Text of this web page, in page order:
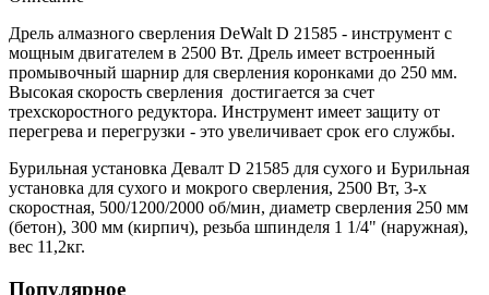
Дрель алмазного сверления DeWalt D 21585 - инструмент с
мощным двигателем в 2500 Вт. Дрель имеет встроенный
промывочный шарнир для сверления коронками до 250 мм.
Высокая скорость сверления достигается за счет
трехскоростного редуктора. Инструмент имеет защиту от
перегрева и перегрузки - это увеличивает срок его службы.
Бурильная установка Девалт D 21585 для сухого и Бурильная
установка для сухого и мокрого сверления, 2500 Вт, 3-х
скоростная, 500/1200/2000 об/мин, диаметр сверления 250 мм
(бетон), 300 мм (кирпич), резьба шпинделя 1 1/4" (наружная),
вес 11,2кг.
Популярное